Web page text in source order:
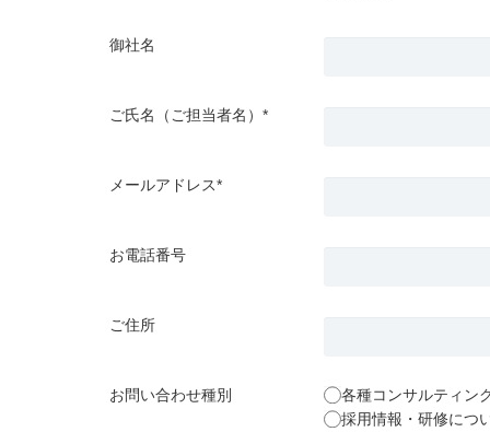
御社名
ご氏名（ご担当者名）*
メールアドレス*
お電話番号
ご住所
お問い合わせ種別
各種コンサルティン
採用情報・研修につ